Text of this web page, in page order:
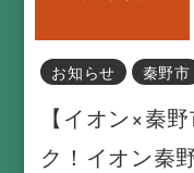
お知らせ 秦野市
【イオン×秦
ク！イオン秦